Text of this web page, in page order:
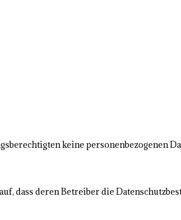
keine personenbezogenen
dass deren Betreiber die